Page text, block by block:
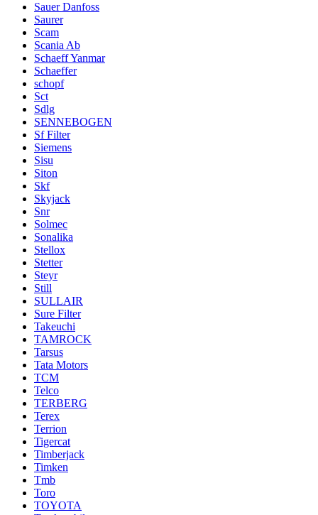
Sauer Danfoss
Saurer
Scam
Scania Ab
Schaeff Yanmar
Schaeffer
schopf
Sct
Sdlg
SENNEBOGEN
Sf Filter
Siemens
Sisu
Siton
Skf
Skyjack
Snr
Solmec
Sonalika
Stellox
Stetter
Steyr
Still
SULLAIR
Sure Filter
Takeuchi
TAMROCK
Tarsus
Tata Motors
TCM
Telco
TERBERG
Terex
Terrion
Tigercat
Timberjack
Timken
Tmb
Toro
TOYOTA